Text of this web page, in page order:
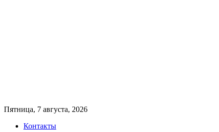
Пятница, 7 августа, 2026
Контакты